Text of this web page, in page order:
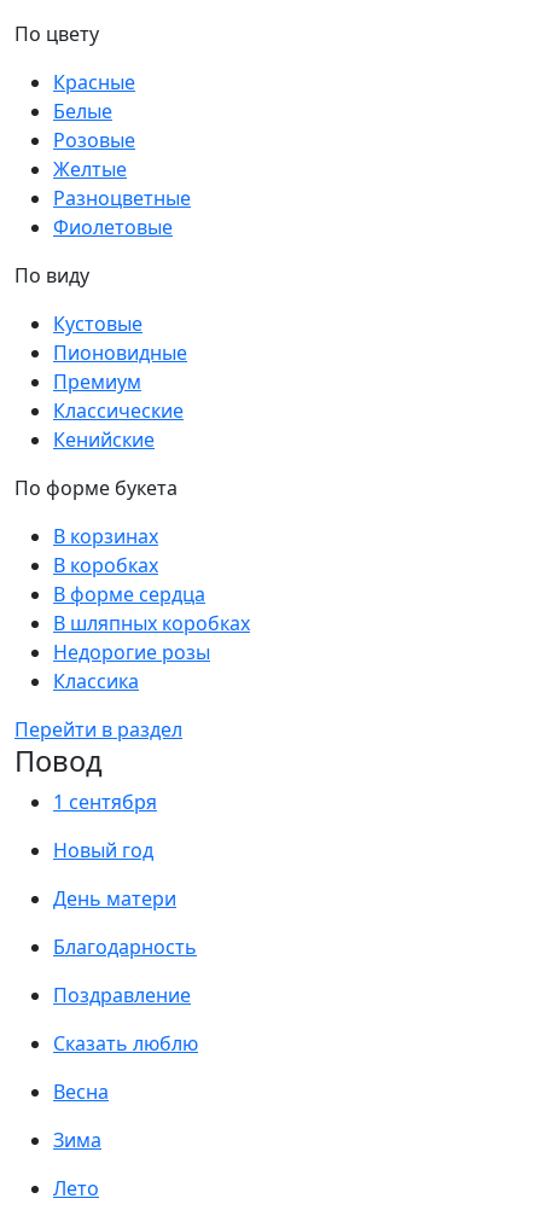
По цвету
Красные
Белые
Розовые
Желтые
Разноцветные
Фиолетовые
По виду
Кустовые
Пионовидные
Премиум
Классические
Кенийские
По форме букета
В корзинах
В коробках
В форме сердца
В шляпных коробках
Недорогие розы
Классика
Перейти в раздел
Повод
1 сентября
Новый год
День матери
Благодарность
Поздравление
Сказать люблю
Весна
Зима
Лето